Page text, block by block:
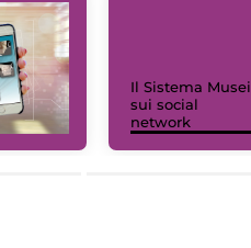
Il Sistema Musei
sui social
network